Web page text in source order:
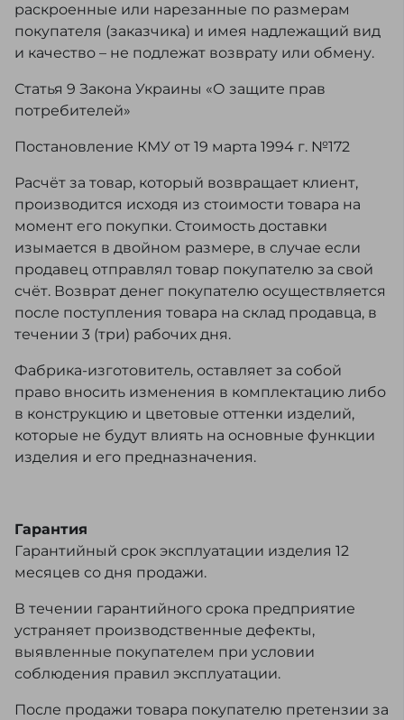
раскроенные или нарезанные по размерам
покупателя (заказчика) и имея надлежащий вид
и качество – не подлежат возврату или обмену.
Статья 9 Закона Украины «О защите прав
потребителей»
Постановление КМУ от 19 марта 1994 г. №172
Расчёт за товар, который возвращает клиент,
производится исходя из стоимости товара на
момент его покупки. Стоимость доставки
изымается в двойном размере, в случае если
продавец отправлял товар покупателю за свой
счёт. Возврат денег покупателю осуществляется
после поступления товара на склад продавца, в
течении 3 (три) рабочих дня.
Фабрика-изготовитель, оставляет за собой
право вносить изменения в комплектацию либо
в конструкцию и цветовые оттенки изделий,
которые не будут влиять на основные функции
изделия и его предназначения.
Гарантия
Гарантийный срок эксплуатации изделия 12
месяцев со дня продажи.
В течении гарантийного срока предприятие
устраняет производственные дефекты,
выявленные покупателем при условии
соблюдения правил эксплуатации.
После продажи товара покупателю претензии за